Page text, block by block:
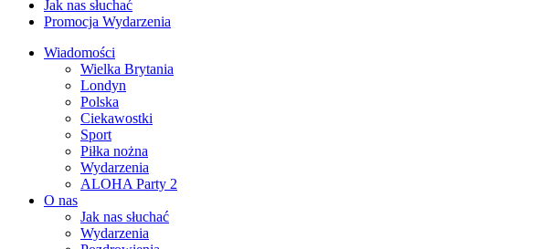
Jak nas słuchać
Promocja Wydarzenia
Wiadomości
Wielka Brytania
Londyn
Polska
Ciekawostki
Sport
Piłka nożna
Wydarzenia
ALOHA Party 2
O nas
Jak nas słuchać
Wydarzenia